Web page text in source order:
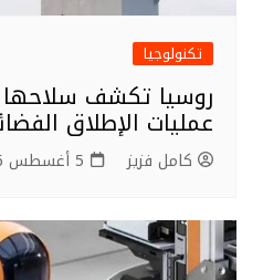
تكنولوجيا
روسيا تكشف سلاحها
عمليات الإطلاق
كامل فزيز 5 أغسطس 2026